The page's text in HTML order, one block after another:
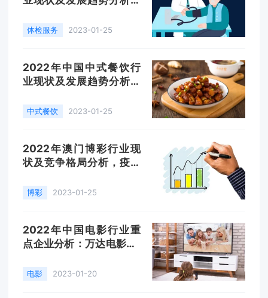
断扩大「图」
体检服务 2023-01-25
2022年中国中式餐饮行
业现状及发展趋势分析，
「图」
中式餐饮 2023-01-25
2022年澳门博彩行业现
状及竞争格局分析，疫后
苏「图」
博彩 2023-01-25
2022年中国电影行业重
点企业分析：万达电影VS
电影 2023-01-20